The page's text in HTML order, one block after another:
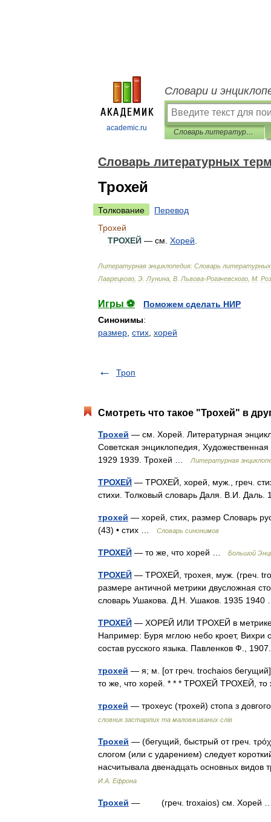
academic.ru
Словари и
Словарь литературных терминов
Словарь литературных
Трохей
Толкование
Перевод
Трохей
ТРОХЕЙ — см Хорей
Литературная энциклопедия: Словарь литературных
Лаврецкого Э Лунина В Львова-Рогачевского М
Игры ⚽
Поможем сделать НИР
Синонимы:
размер стих хорей
Троп
Смотреть что такое "Трохей" в
Трохей — см. Хорей. Литературная
Советская энциклопедия,
1929 1939. Трохей …
Литературная
ТРОХЕЙ — ТРОХЕЙ, хорей, муж., греч.
стихи. Толковый словарь Даля. В.И.
трохей — хорей, стих, размер Словарь
(43) • стих …
Словарь синонимов
ТРОХЕЙ — то же, что хорей … Большой
ТРОХЕЙ — ТРОХЕЙ, трохея, муж. (греч.
размере античной метрики двусложная
словарь Ушакова. Д.Н. Ушаков. 1935
ТРОХЕЙ — ХОРЕЙ ИЛИ ТРОХЕЙ в метрике
Например: Буря мглою небо кроет, Вихри
состав русского языка. Павленков Ф.,
трохей — я; м. [от греч. trochaios
то же, что хорей. * * * ТРОХЕЙ ТРОХЕЙ,
трохей — трохeус (трохей) стопа з
словник застарілих та маловживаних слів
Трохей — (бегущий, быстрый от греч.
слогом (или с ударением) следует
насчитывала двенадцать основных
И.А. Ефрона
Трохей — (греч. troxaios) см.